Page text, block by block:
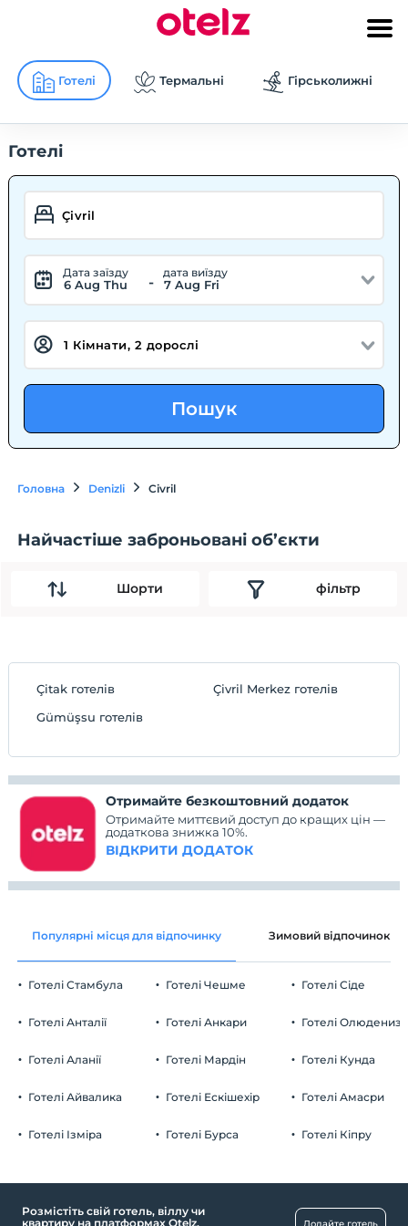
Готелі Термальні Гірськолижні
Готелі
Дата заїзду
6 Aug Thu -
дата виїзду
7 Aug Fri
Пошук
Головна Denizli Civril
Найчастіше заброньовані об’єкти
Шорти фільтр
Çitak готелів
Çivril Merkez готелів
Gümüşsu готелів
Отримайте безкоштовний додаток
Отримайте миттєвий доступ до кращих цін —
додаткова знижка 10%.
ВІДКРИТИ ДОДАТОК
Популярні місця для відпочинку Зимовий відпочинок
Готелі Стамбула
Готелі Анталії
Готелі Аланії
Готелі Айвалика
Готелі Ізміра
Готелі Чешме
Готелі Анкари
Готелі Мардін
Готелі Ескішехір
Готелі Бурса
Готелі Сіде
Готелі Олюдениза
Готелі Кунда
Готелі Амасри
Готелі Кіпру
Розмістіть свій готель, віллу чи
квартиру на платформах Otelz.